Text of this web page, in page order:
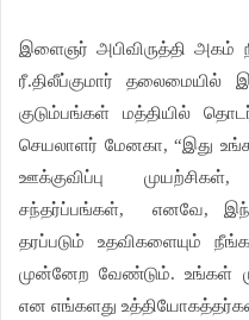
இளைஞர் அபிவிருத்தி அகம்
ரீ.திலீப்குமார் தலைமையில்
குடும்பங்கள் மத்தியில்
செயலாளர் மேனகா, “இது
ஊக்குவிப்பு
சந்தர்ப்பங்கள்,
எனவே,
தரப்படும் உதவிகளையும்
முன்னேற வேண்டும். உங்கள்
என எங்களது